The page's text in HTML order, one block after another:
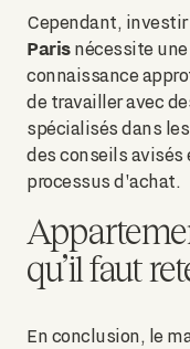
Cependant,
Parisnécessite une
connaissance
de travailler avec
spécialisés dans
des conseils
processus d'achat.
qu’il faut
En conclusion, le